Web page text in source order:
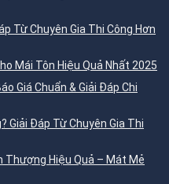
Từ Chuyên Gia Thi Công Hơn
Mái Tôn Hiệu Quả Nhất 2025
Giá Chuẩn & Giải Đáp Chi
Giải Đáp Từ Chuyên Gia Thi
Thượng Hiệu Quả – Mát Mẻ